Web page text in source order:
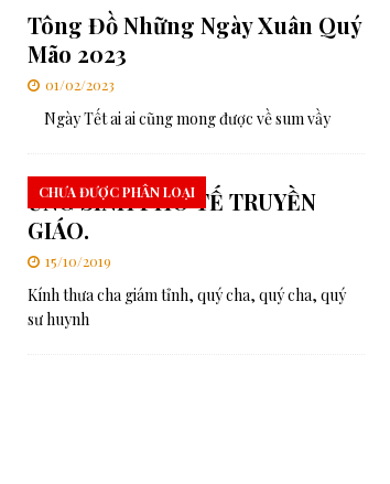
Tông Đồ Những Ngày Xuân Quý
Mão 2023
01/02/2023
Ngày Tết ai ai cũng mong được về sum vầy
ỨNG SINH PHÓ TẾ TRUYỀN
GIÁO.
CHƯA ĐƯỢC PHÂN LOẠI
15/10/2019
Kính thưa cha giám tỉnh, quý cha, quý cha, quý
sư huynh